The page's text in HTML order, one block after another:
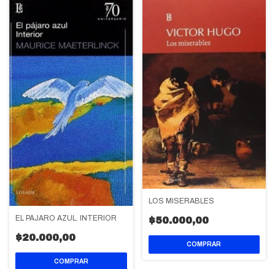
EL PÁJARO AZUL. INTERIOR
$20.000,00
LOS MISERABLES
$50.000,00